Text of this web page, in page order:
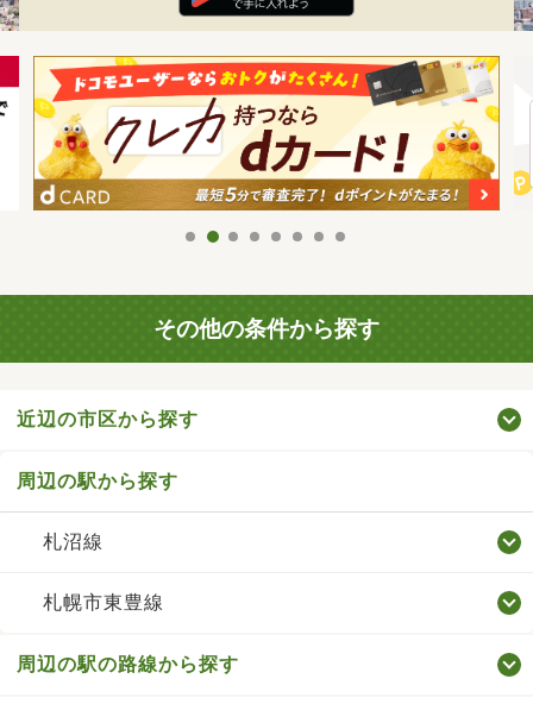
その他の条件から探す
近辺の市区から探す
周辺の駅から探す
札沼線
札幌市東豊線
周辺の駅の路線から探す